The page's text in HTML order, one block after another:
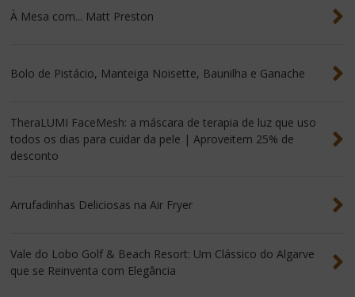
À Mesa com... Matt Preston
Bolo de Pistácio, Manteiga Noisette, Baunilha e Ganache
TheraLUMI FaceMesh: a máscara de terapia de luz que uso
todos os dias para cuidar da pele | Aproveitem 25% de
desconto
Arrufadinhas Deliciosas na Air Fryer
Vale do Lobo Golf & Beach Resort: Um Clássico do Algarve
que se Reinventa com Elegância